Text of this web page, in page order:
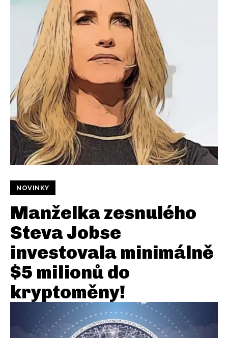
NOVINKY
Manželka zesnulého
Steva Jobse
investovala minimálně
$5 milionů do
kryptoměny!